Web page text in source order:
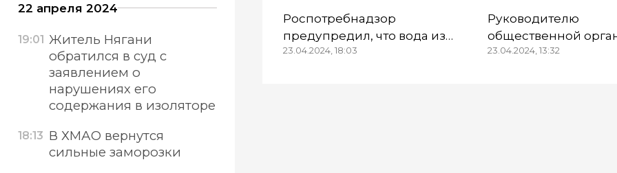
Роспотребнадзор
предупредил, что вода из
колонок и водопроводов в
23.04.2024, 18:03
Руководителю
общественной
«Союз морских
23.04.2024, 13:32
22 апреля 2024
19:01 Житель Нягани
обратился в суд с
заявлением о
нарушениях его
содержания в изоляторе
18:13 В ХМАО вернутся
сильные заморозки